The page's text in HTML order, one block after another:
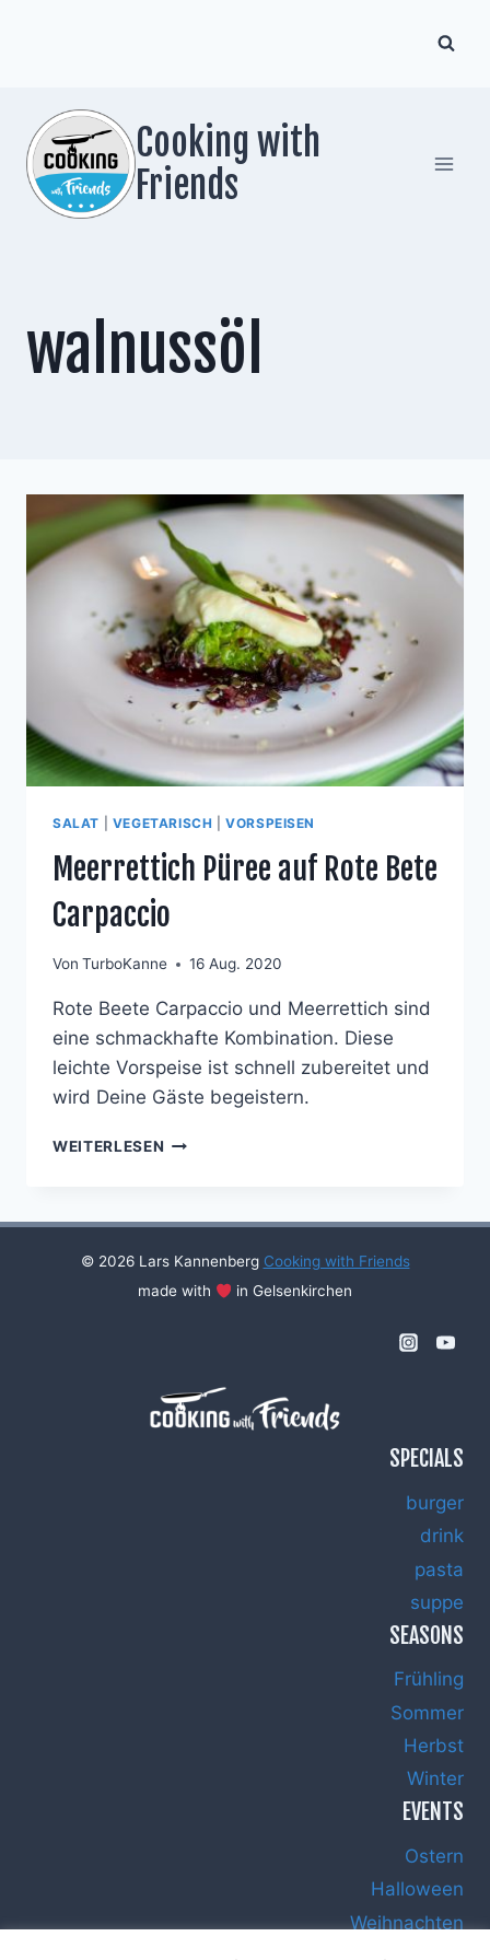
Cooking with
Friends
walnussöl
SALAT VEGETARISCH |VORSPEISEN
Meerrettich Püree auf Rote Bete
Carpaccio
Von TurboKanne 16 Aug. 2020
Rote Beete Carpaccio und Meerrettich sind
eine schmackhafte Kombination. Diese
leichte Vorspeise ist schnell zubereitet und
wird Deine Gäste begeistern.
WEITERLESEN MEERRETTICH
BETE
CARPACCIO
© 2026 Lars Kannenberg Cooking with Friends
made with
in Gelsenkirchen
SPECIALS
burger
drink
pasta
suppe
SEASONS
Frühling
Sommer
Herbst
Winter
EVENTS
Ostern
Halloween
Weihnachten